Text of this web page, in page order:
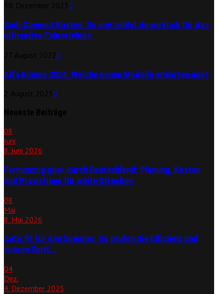
0
Audi Connect Kosten: So viel zahlst du wirklich für das
ultimative Fahrerlebnis
0
Alfa Romeo 2024: Welche neuen Modelle erwarten uns?
0
08
Juni
8. Juni 2026
Fernumzug quer durch Deutschland: Planung, Kosten
und Praxistipps für weite Strecken
08
Mai
8. Mai 2026
Auto fit für den Sommer: So prüfen Sie Effizienz und
sparen Sprit...
04
Dez.
4. Dezember 2025